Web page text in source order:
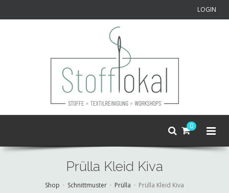
LOGIN
0
Prülla Kleid Kiva
Shop Schnittmuster Prülla Prülla Kleid Kiva